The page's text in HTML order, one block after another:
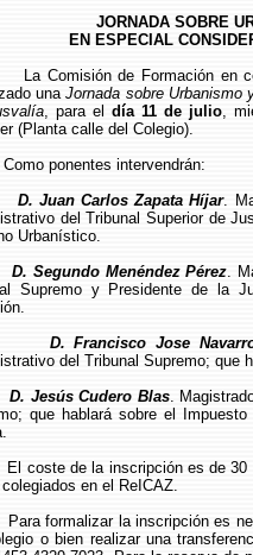
JORNADA SOBRE
EN ESPECIAL
La Comisión de Formación en
unaJornada sobre Urbanismo
, para eldía 11 de julio,
(Planta calle del Colegio).
Como ponentes intervendrán:
D. Juan Carlos Zapata Híjar.
del Tribunal Superior de
Urbanístico.
D. Segundo Menéndez Pérez.
Supremo y Presidente de la
D. Francisco Jose
del Tribunal Supremo; que
D. Jesús Cudero Blas.
que hablará sobre el
El coste de la inscripción es de
colegiados en el ReICAZ.
Para formalizar la inscripción es
o bien realizar una